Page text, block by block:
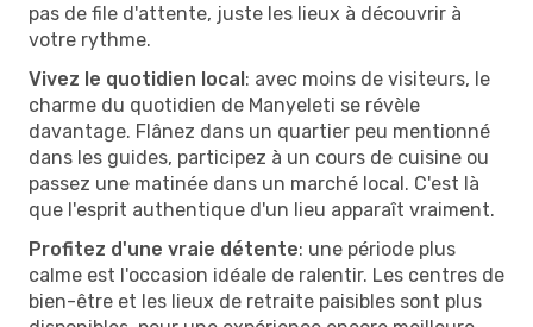
pas de file d'attente, juste les lieux à découvrir à
votre rythme.
Vivez le quotidien local: avec moins de visiteurs, le
charme du quotidien de Manyeleti se révèle
davantage. Flânez dans un quartier peu mentionné
dans les guides, participez à un cours de cuisine ou
passez une matinée dans un marché local. C'est là
que l'esprit authentique d'un lieu apparaît vraiment.
Profitez d'une vraie détente: une période plus
calme est l'occasion idéale de ralentir. Les centres de
bien-être et les lieux de retraite paisibles sont plus